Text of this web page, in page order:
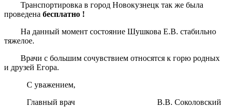
Транспортировка в город Новокузнецк так же была
проведена бесплатно !
На данный момент состояние Шушкова Е.В. стабильно
тяжелое.
Врачи с большим сочувствием относятся к горю родных
и друзей Егора.
С уважением,
Главный врач В.В. Соколовский